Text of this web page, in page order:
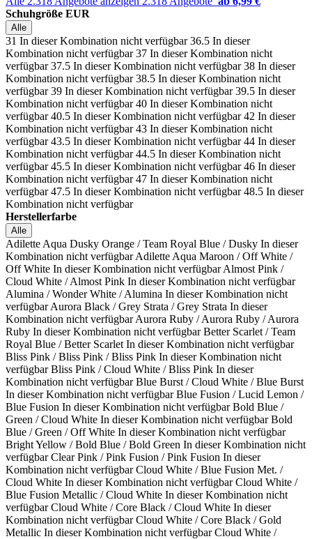
Schuhgröße EUR
Alle
31 In dieser Kombination nicht verfügbar 36.5 In dieser
Kombination nicht verfügbar 37 In dieser Kombination nicht
verfügbar 37.5 In dieser Kombination nicht verfügbar 38 In dieser
Kombination nicht verfügbar 38.5 In dieser Kombination nicht
verfügbar 39 In dieser Kombination nicht verfügbar 39.5 In dieser
Kombination nicht verfügbar 40 In dieser Kombination nicht
verfügbar 40.5 In dieser Kombination nicht verfügbar 42 In dieser
Kombination nicht verfügbar 43 In dieser Kombination nicht
verfügbar 43.5 In dieser Kombination nicht verfügbar 44 In dieser
Kombination nicht verfügbar 44.5 In dieser Kombination nicht
verfügbar 45.5 In dieser Kombination nicht verfügbar 46 In dieser
Kombination nicht verfügbar 47 In dieser Kombination nicht
verfügbar 47.5 In dieser Kombination nicht verfügbar 48.5 In dieser
Kombination nicht verfügbar
Herstellerfarbe
Alle
Adilette Aqua Dusky Orange / Team Royal Blue / Dusky In dieser
Kombination nicht verfügbar Adilette Aqua Maroon / Off White /
Off White In dieser Kombination nicht verfügbar Almost Pink /
Cloud White / Almost Pink In dieser Kombination nicht verfügbar
Alumina / Wonder White / Alumina In dieser Kombination nicht
verfügbar Aurora Black / Grey Strata / Grey Strata In dieser
Kombination nicht verfügbar Aurora Ruby / Aurora Ruby / Aurora
Ruby In dieser Kombination nicht verfügbar Better Scarlet / Team
Royal Blue / Better Scarlet In dieser Kombination nicht verfügbar
Bliss Pink / Bliss Pink / Bliss Pink In dieser Kombination nicht
verfügbar Bliss Pink / Cloud White / Bliss Pink In dieser
Kombination nicht verfügbar Blue Burst / Cloud White / Blue Burst
In dieser Kombination nicht verfügbar Blue Fusion / Lucid Lemon /
Blue Fusion In dieser Kombination nicht verfügbar Bold Blue /
Green / Cloud White In dieser Kombination nicht verfügbar Bold
Blue / Green / Off White In dieser Kombination nicht verfügbar
Bright Yellow / Bold Blue / Bold Green In dieser Kombination nicht
verfügbar Clear Pink / Pink Fusion / Pink Fusion In dieser
Kombination nicht verfügbar Cloud White / Blue Fusion Met. /
Cloud White In dieser Kombination nicht verfügbar Cloud White /
Blue Fusion Metallic / Cloud White In dieser Kombination nicht
verfügbar Cloud White / Core Black / Cloud White In dieser
Kombination nicht verfügbar Cloud White / Core Black / Gold
Metallic In dieser Kombination nicht verfügbar Cloud White /